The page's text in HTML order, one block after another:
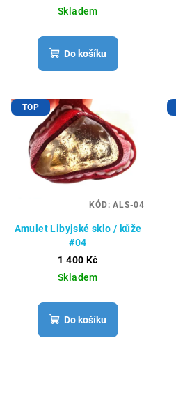
Skladem
Do košíku
TOP
Amulet Libyjské sklo / kůže
#04
1 400 Kč
Skladem
Do košíku
KÓD:ALS-04